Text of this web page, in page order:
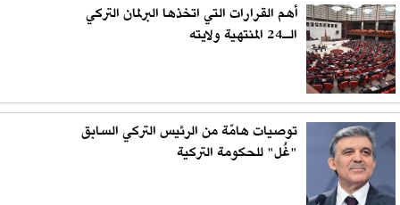
أهم القرارات التي اتخذها البرلمان التركي
الـ24 المنتهية ولايته
توصيات هامّة من الرئيس التركي السابق
"غُل" للحكومة التركية